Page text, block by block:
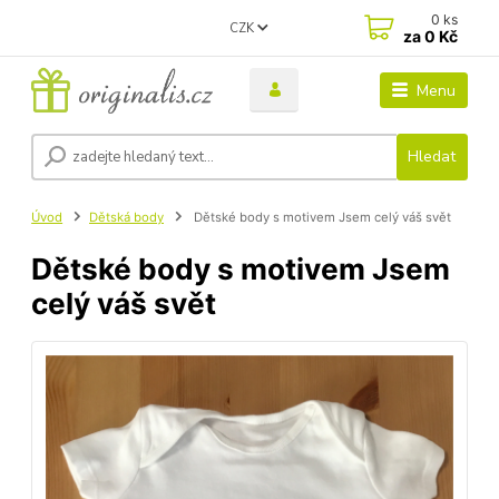
Menu
CZK
Hledat
0 ks
za0 Kč
Úvod Dětská body Dětské body s motivem Jsem celý váš svět
Dětské body s motivem Jsem
celý váš svět